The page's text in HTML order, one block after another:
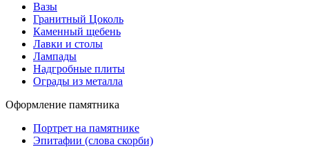
Вазы
Гранитный Цоколь
Каменный щебень
Лавки и столы
Лампады
Надгробные плиты
Ограды из металла
Оформление памятника
Портрет на памятнике
Эпитафии (слова скорби)